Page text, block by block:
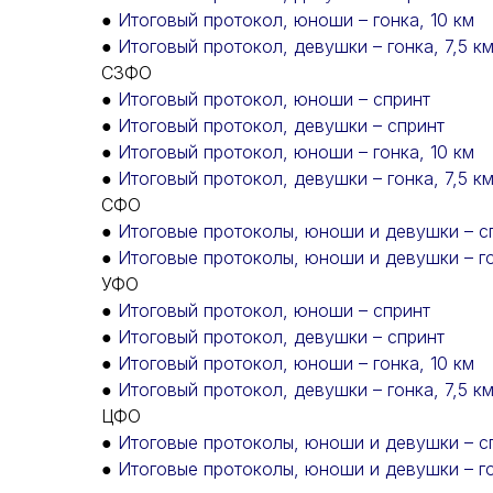
● Итоговый протокол, юноши – гонка, 10 км
● Итоговый протокол, девушки – гонка, 7,5 км
СЗФО
● Итоговый протокол, юноши – спринт
● Итоговый протокол, девушки – спринт
● Итоговый протокол, юноши – гонка, 10 км
● Итоговый протокол, девушки – гонка, 7,5 км
СФО
● Итоговые протоколы, юноши и девушки –
● Итоговые протоколы, юноши и девушки –
УФО
● Итоговый протокол, юноши – спринт
● Итоговый протокол, девушки – спринт
● Итоговый протокол, юноши – гонка, 10 км
● Итоговый протокол, девушки – гонка, 7,5 км
ЦФО
● Итоговые протоколы, юноши и девушки –
● Итоговые протоколы, юноши и девушки –